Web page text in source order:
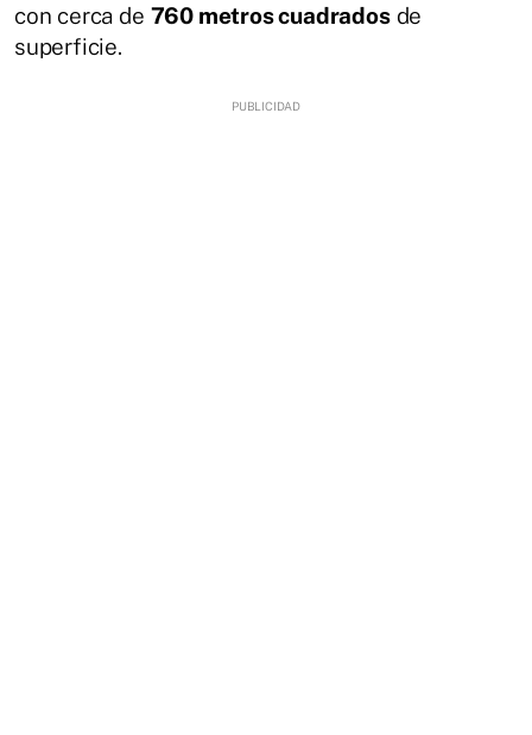
con cerca de 760 metros cuadradosde
superficie.